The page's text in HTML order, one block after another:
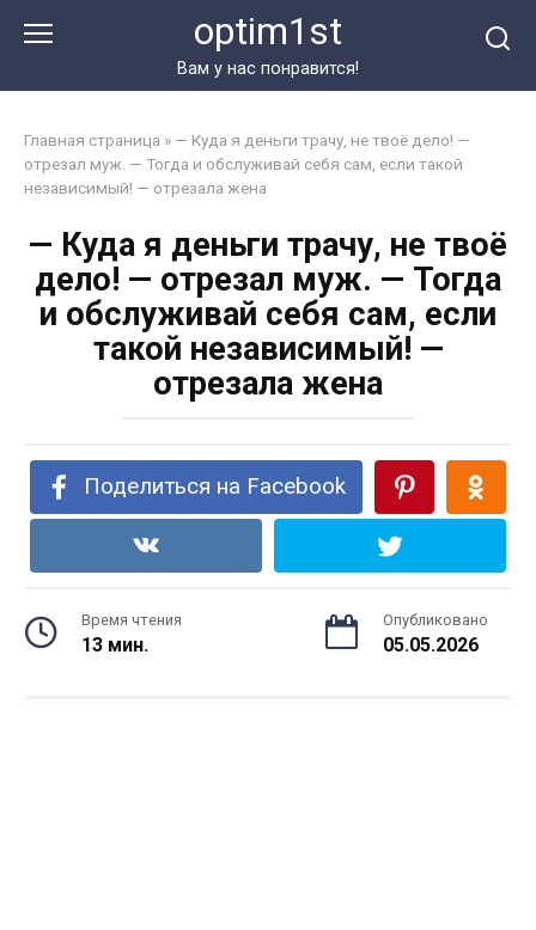
optim1st
Вам у нас понравится!
Главная страница » — Куда я деньги трачу, не твоё дело! —
отрезал муж. — Тогда и обслуживай себя сам, если такой
независимый! — отрезала жена
— Куда я деньги трачу, не твоё
дело! — отрезал муж. — Тогда
и обслуживай себя сам, если
такой независимый! —
отрезала жена
Поделиться на Facebook
Время чтения
13 мин.
Опубликовано
05.05.2026